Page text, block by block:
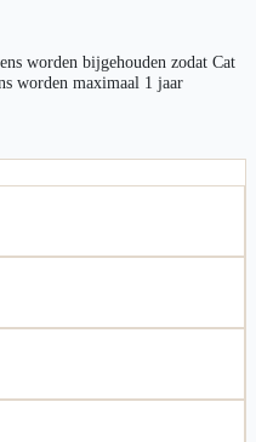
worden bijgehouden zodat Cat
worden maximaal 1 jaar